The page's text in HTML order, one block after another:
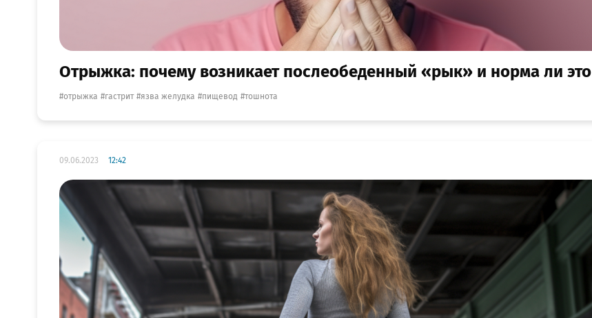
Отрыжка: почему возникает послеобеденный «рык» и норма ли это
отрыжка гастрит язва желудка пищевод тошнота
09.06.2023 12:42